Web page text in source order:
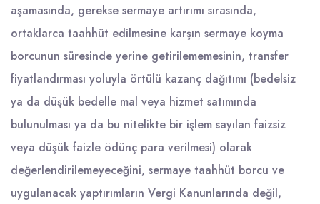
aşamasında, gerekse sermaye artırımı sırasında,
ortaklarca taahhüt edilmesine karşın sermaye koyma
borcunun süresinde yerine getirilememesinin, transfer
fiyatlandırması yoluyla örtülü kazanç dağıtımı (bedelsiz
ya da düşük bedelle mal veya hizmet satımında
bulunulması ya da bu nitelikte bir işlem sayılan faizsiz
veya düşük faizle ödünç para verilmesi) olarak
değerlendirilemeyeceğini, sermaye taahhüt borcu ve
uygulanacak yaptırımların Vergi Kanunlarında değil,